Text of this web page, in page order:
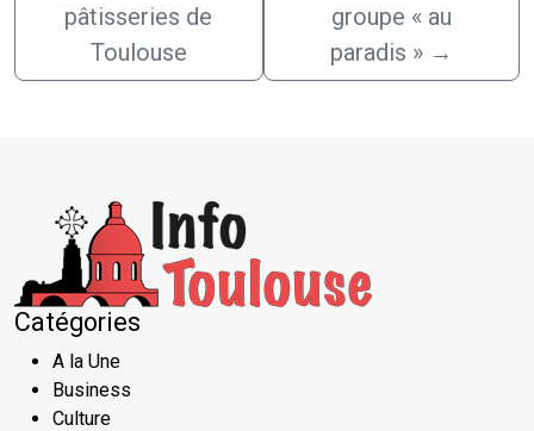
pâtisseries de
Toulouse
groupe « au
paradis » →
Catégories
A la Une
Business
Culture